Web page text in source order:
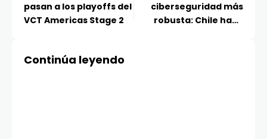
pasan a los playoffs del
VCT Americas Stage 2
ciberseguridad más
robusta: Chile hace
Continúa leyendo